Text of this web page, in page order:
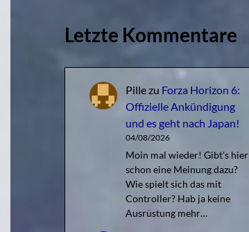
Letzte Kommentare
Pillezu Forza Horizon 6:
Offizielle Ankündigung
und es geht nach Japan!
04/08/2026
Moin mal wieder! Gibt's hier
schon eine Meinung dazu?
Wie spielt sich das mit
Controller? Hab ja keine
Ausrüstung mehr…